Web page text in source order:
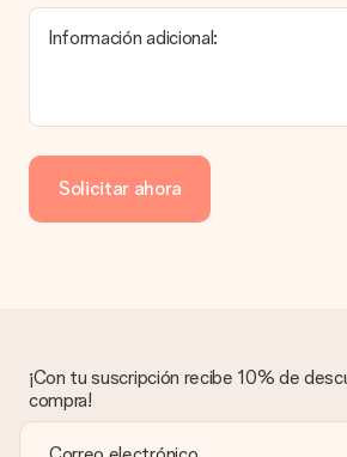
Información adicional:
Solicitar ahora
¡Con tu suscripción recibe 10% de
compra!